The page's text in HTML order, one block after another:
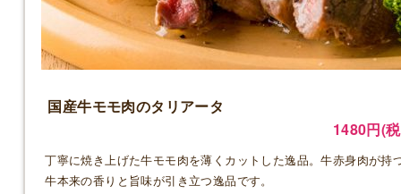
国産牛モモ肉のタリアータ
1480円(
丁寧に焼き上げた牛モモ肉を薄くカットした逸品。牛赤身肉が持
牛本来の香りと旨味が引き立つ逸品です。